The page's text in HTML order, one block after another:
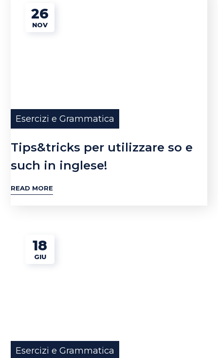
26
NOV
Esercizi e Grammatica
Tips&tricks per utilizzare so e
such in inglese!
READ MORE
18
GIU
Esercizi e Grammatica